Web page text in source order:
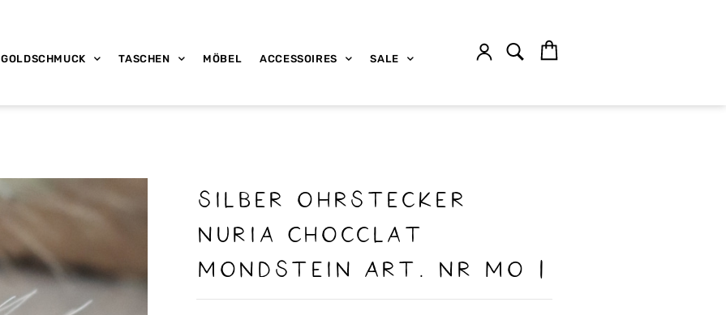
GOLDSCHMUCK TASCHEN MÖBEL ACCESSOIRES SALE
Silber Ohrstecker
Nuria Chocclat
Mondstein Art. Nr MO 1